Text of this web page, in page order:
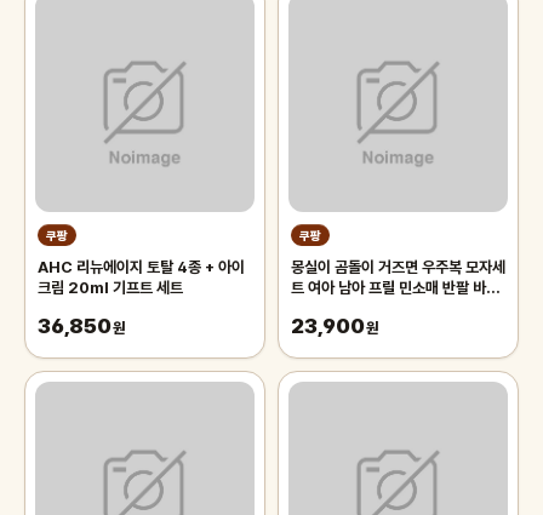
쿠팡
AHC 리뉴에이지 토탈 4종 + 아이
크림 20ml 기프트 세트
36,850원
쿠팡
몽실이 곰돌이 거즈면 우주복 모자세
트 여아 남아 프릴 민소매 반팔 바디
23,900원